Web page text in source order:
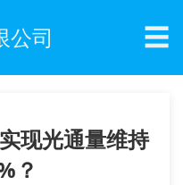
公司 ☰
现光通量维持
？